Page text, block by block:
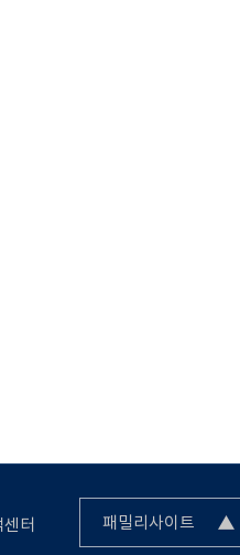
터 패밀리사이트